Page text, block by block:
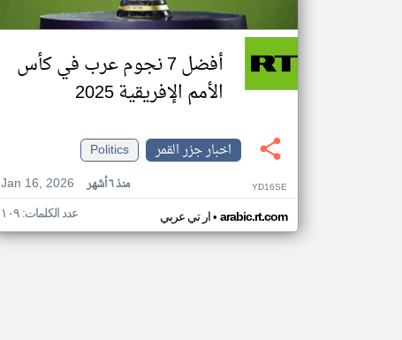
أفضل 7 نجوم عرب في كأس
الأمم الإفريقية 2025
اخبار جزر القمر
Politics
Jan 16, 2026
منذ ٦ أشهر YD16SE
ار تي عربي• arabic.rt.com عدد الكلمات: ١٠٩